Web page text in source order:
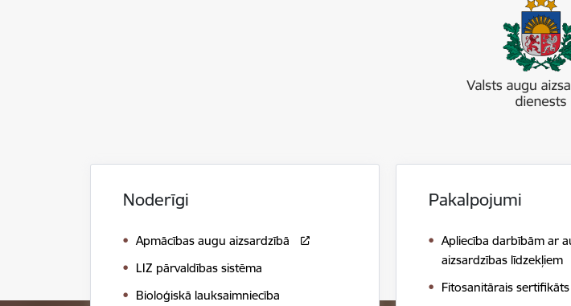
Noderīgi
Apmācības augu aizsardzībā
LIZ pārvaldības sistēma
Bioloģiskā lauksaimniecība
Pakalpojumi
Apliecība darbībām ar
aizsardzības līdzekļiem
Fitosanitārais sertifikāts